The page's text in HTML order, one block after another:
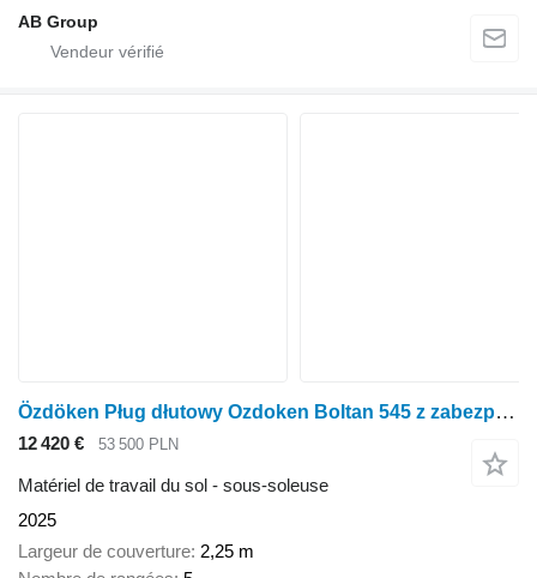
AB Group
Özdöken Pług dłutowy Ozdoken Boltan 545 z zabezpieczeniem hydraulicznym
12 420 € 53 500 PLN
Matériel de travail du sol - sous-soleuse
2025
Largeur de couverture 2,25 m